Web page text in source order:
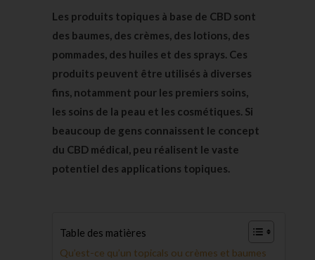
Les produits topiques à base de CBD sont
des baumes, des crèmes, des lotions, des
pommades, des huiles et des sprays. Ces
produits peuvent être utilisés à diverses
fins, notamment pour les premiers soins,
les soins de la peau et les cosmétiques. Si
beaucoup de gens connaissent le concept
du CBD médical, peu réalisent le vaste
potentiel des applications topiques.
Table des matières
Qu’est-ce qu’un topicals ou crèmes et baumes